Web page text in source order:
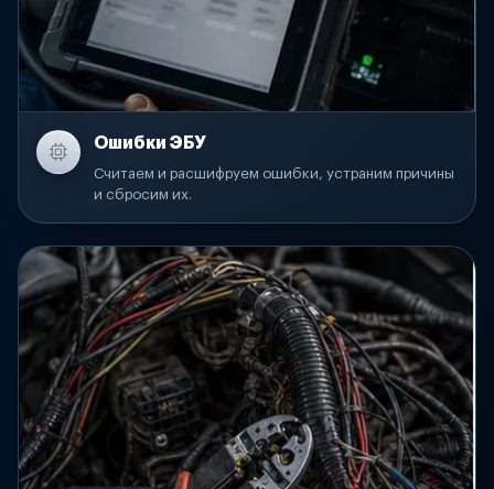
Ошибки ЭБУ
Считаем и расшифруем ошибки, устраним причины
и сбросим их.